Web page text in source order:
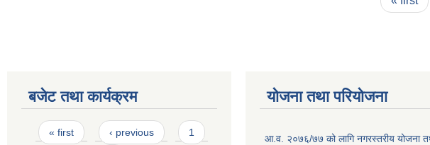
बजेट तथा कार्यक्रम
Pages
« first ‹ previous 1
योजना तथा परियोजना
आ.व. २०७६/७७ को लागि नगरस्तरीय योजना